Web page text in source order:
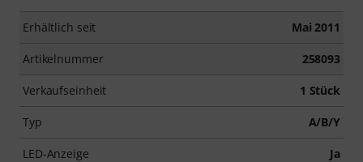
Erhältlich seit Mai 2011
Artikelnummer 258093
Verkaufseinheit 1 Stück
Typ A/B/Y
LED-Anzeige Ja